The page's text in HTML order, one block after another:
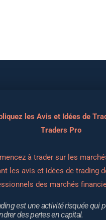
les Avis et Idées de
Traders Pro
à trader sur les
les avis et idées de trading
des marchés
est une activité risquée qui
des pertes en capital.